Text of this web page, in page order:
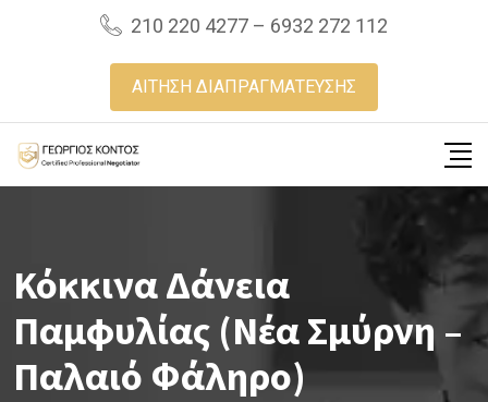
210 220 4277 – 6932 272 112
ΑΙΤΗΣΗ ΔΙΑΠΡΑΓΜΑΤΕΥΣΗΣ
Κόκκινα Δάνεια
Παμφυλίας (Νέα Σμύρνη –
Παλαιό Φάληρο)